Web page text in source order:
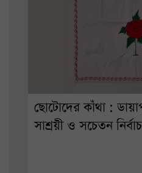
ছোটোদের কাঁথা :
সাশ্রয়ী ও সচেতন